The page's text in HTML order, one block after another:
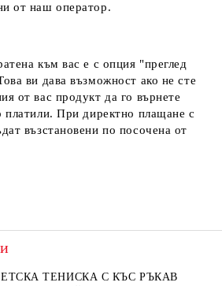
от наш оператор.
към вас е с опция "преглед
ви дава възможност ако не сте
от вас продукт да го върнете
платили. При директно плащане с
възстановени по посочена от
ТЕНИСКА С КЪС РЪКАВ